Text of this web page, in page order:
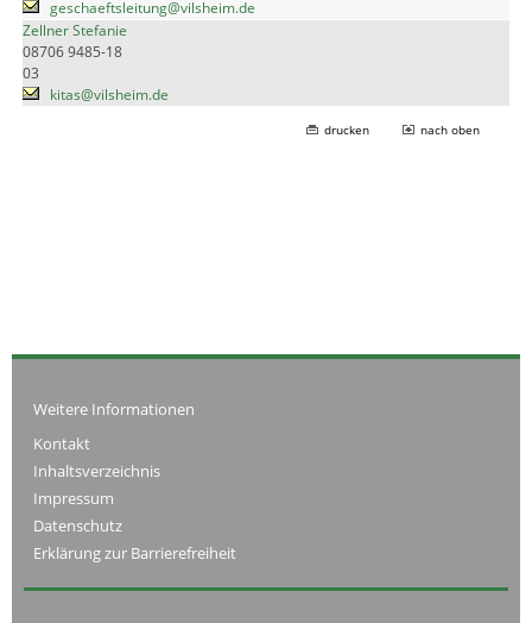
geschaeftsleitung@vilsheim.de
Zellner Stefanie
08706 9485-18
03
kitas@vilsheim.de
drucken nach oben
Weitere Informationen
Kontakt
Inhaltsverzeichnis
Impressum
Datenschutz
Erklärung zur Barrierefreiheit